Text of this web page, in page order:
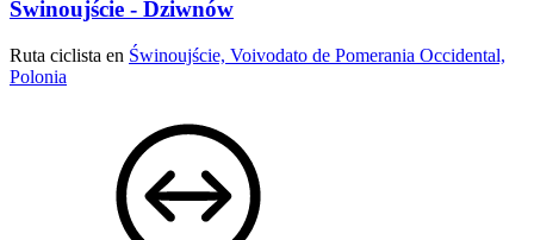
Świnoujście - Dziwnów
Ruta ciclista en Świnoujście, Voivodato de Pomerania Occidental,
Polonia